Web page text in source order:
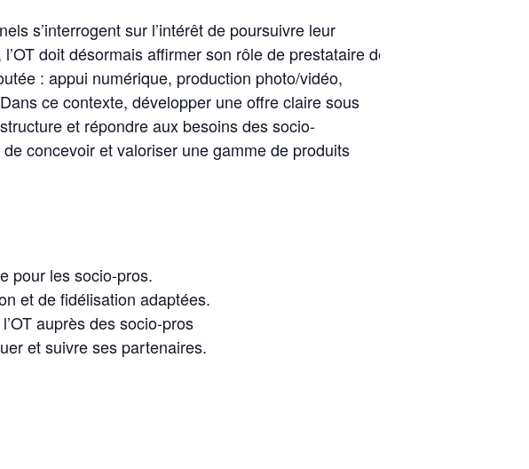
s’interrogent sur l’intérêt de poursuivre leur
doit désormais affirmer son rôle de prestataire de
: appui numérique, production photo/vidéo,
ce contexte, développer une offre claire sous
et répondre aux besoins des socio-
concevoir et valoriser une gamme de produits
pour les socio-pros.
et de fidélisation adaptées.
auprès des socio-pros
et suivre ses partenaires.